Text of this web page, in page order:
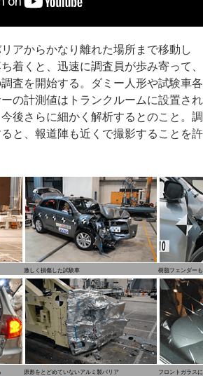
アからかなり離れた場所まで移動し
着くと、迅速に調査員が歩み寄って、
査を開始する。ダミー人形や試験車各
の計測値はトランクルームに設置され
後さらに細かく解析するとのこと。調
と、報道陣も近くで撮影することを許
激しく損傷した試験車 樹脂フェンダー
原形をとどめていないアルミ製バリア フロントガラス